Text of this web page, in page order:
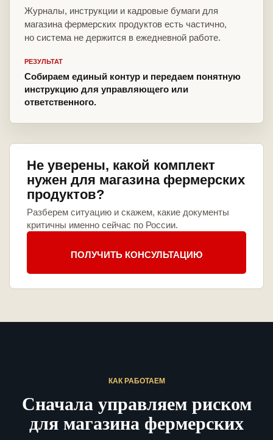
Журналы, инструкции и кадровые бумаги для
магазина фермерских продуктов есть частично,
но система не держится в ежедневной работе.
РЕЗУЛЬТАТ
Собираем единый контур и передаем понятную
инструкцию для управляющего или
ответственного.
Не уверены, какой комплект
нужен для магазина фермерских
продуктов?
Разберем ситуацию и скажем, какие документы
критичны именно сейчас по России.
ПОЛУЧИТЬ КОНСУЛЬТАЦИЮ
КАК РАБОТАЕМ
Сначала управляем риском
для магазина фермерских